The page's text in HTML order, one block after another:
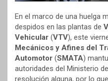
En el marco de una huelga
despidos en las plantas de
Vehicular (VTV), este
Mecánicos y Afines del
Automotor (SMATA)
autoridades del Ministerio
resolución alguna, por lo